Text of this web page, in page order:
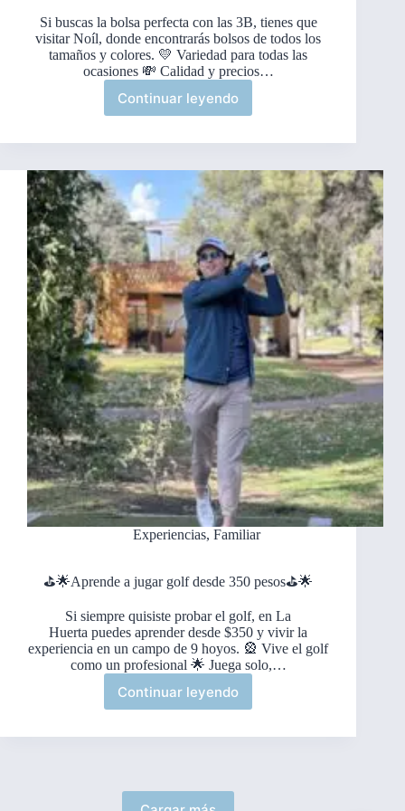
Si buscas la bolsa perfecta con las 3B, tienes que
visitar Noíl, donde encontrarás bolsos de todos los
tamaños y colores. 💛 Variedad para todas las
ocasiones 💸 Calidad y precios…
Continuar leyendo
🌟
Bolsas
150
en
Plaza
Solé
🌟
👛
Experiencias, Familiar
⛳️🌟Aprende a jugar golf desde 350 pesos⛳️🌟
Si siempre quisiste probar el golf, en La
Huerta puedes aprender desde $350 y vivir la
experiencia en un campo de 9 hoyos. 🎡 Vive el golf
como un profesional 🌟 Juega solo,…
Continuar leyendo
golf